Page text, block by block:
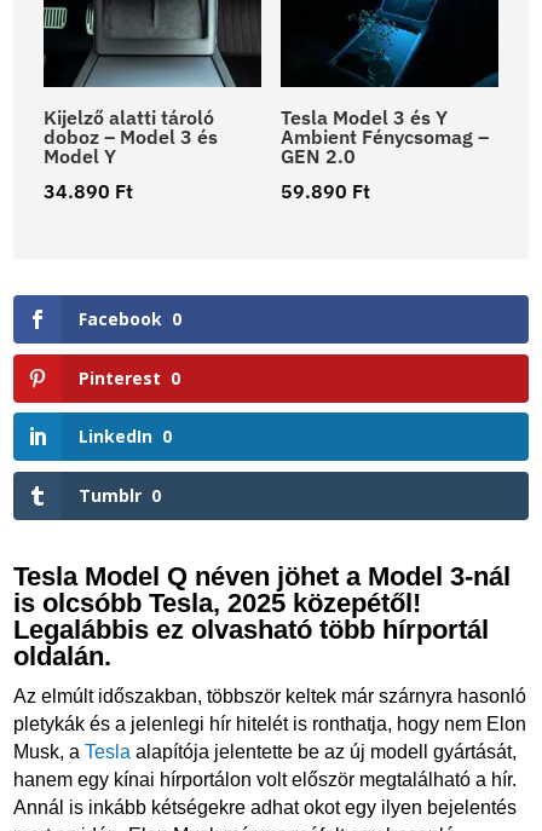
Kijelző alatti tároló
doboz – Model 3 és
Model Y
34.890 Ft
Tesla Model 3 és Y
Ambient Fénycsomag –
GEN 2.0
59.890 Ft
Facebook 0
Pinterest 0
LinkedIn 0
Tumblr 0
Tesla Model Q néven jöhet a Model 3-nál
is olcsóbb Tesla, 2025 közepétől!
Legalábbis ez olvasható több hírportál
oldalán.
Az elmúlt időszakban, többször keltek már szárnyra hasonló
pletykák és a jelenlegi hír hitelét is ronthatja, hogy nem Elon
Musk, aTesla alapítója jelentette be az új modell gyártását,
hanem egy kínai hírportálon volt először megtalálható a hír.
Annál is inkább kétségekre adhat okot egy ilyen bejelentés